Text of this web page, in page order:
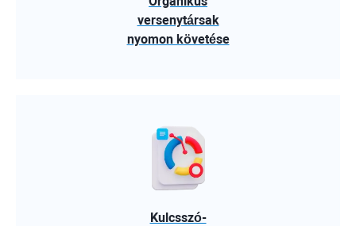
versenytársak
nyomon követése
Kulcsszó-